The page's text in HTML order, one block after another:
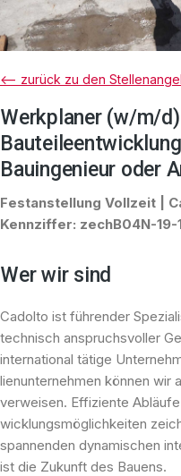
<– zurück zu den
Werkplaner (w/m/
Bauingenieur oder
Festanstellung Vollzeit
Kennziffer: zechB04N-19-
Wer wir sind
Cadolto ist führender
technisch an­spruchs­voller
international tätige
lienunternehmen können wir
verweisen. Ef­fi­zien­te
wicklungsmöglichkeiten
spannenden dy­na­mischen
ist die Zukunft des Bauens.